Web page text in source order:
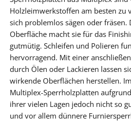
Holzleimwerkstoffen am besten zu
sich problemlos sägen oder fräsen.
Oberfläche macht sie für das
gutmütig. Schleifen und Polieren
hervorragend. Mit einer
durch Ölen oder Lackieren lassen
wirkende Oberflächen herstellen.
Multiplex-Sperrholzplatten
ihrer vielen Lagen jedoch nicht so
und vor allem dünnere